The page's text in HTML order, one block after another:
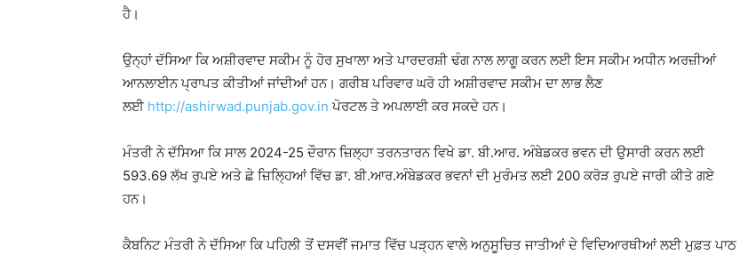
ਹੈ।
ਉਨ੍ਹਾਂ ਦੱਸਿਆ ਕਿ ਅਸ਼ੀਰਵਾਦ ਸਕੀਮ ਨੂੰ ਹੋਰ ਸੁਖਾਲਾ ਅਤੇ ਪਾਰਦਰਸ਼ੀ ਢੰਗ ਨਾਲ ਲਾਗੂ ਕਰਨ ਲਈ ਇਸ ਸਕੀਮ ਅਧੀਨ ਅਰਜ਼ੀਆਂ
ਆਨਲਾਈਨ ਪ੍ਰਾਪਤ ਕੀਤੀਆਂ ਜਾਂਦੀਆਂ ਹਨ। ਗਰੀਬ ਪਰਿਵਾਰ ਘਰੋ ਹੀ ਅਸ਼ੀਰਵਾਦ ਸਕੀਮ ਦਾ ਲਾਭ ਲੈਣ
ਲਈ http://ashirwad.punjab.gov.in ਪੋਰਟਲ ਤੇ ਅਪਲਾਈ ਕਰ ਸਕਦੇ ਹਨ।
ਮੰਤਰੀ ਨੇ ਦੱਸਿਆ ਕਿ ਸਾਲ 2024-25 ਦੌਰਾਨ ਜ਼ਿਲ੍ਹਾ ਤਰਨਤਾਰਨ ਵਿਖੇ ਡਾ. ਬੀ.ਆਰ. ਅੰਬੇਡਕਰ ਭਵਨ ਦੀ ਉਸਾਰੀ ਕਰਨ ਲਈ
593.69 ਲੱਖ ਰੁਪਏ ਅਤੇ ਛੇ ਜ਼ਿਲ੍ਹਿਆਂ ਵਿੱਚ ਡਾ. ਬੀ.ਆਰ.ਅੰਬੇਡਕਰ ਭਵਨਾਂ ਦੀ ਮੁਰੰਮਤ ਲਈ 200 ਕਰੋੜ ਰੁਪਏ ਜਾਰੀ ਕੀਤੇ ਗਏ
ਹਨ।
ਕੈਬਨਿਟ ਮੰਤਰੀ ਨੇ ਦੱਸਿਆ ਕਿ ਪਹਿਲੀ ਤੋਂ ਦਸਵੀਂ ਜਮਾਤ ਵਿੱਚ ਪੜ੍ਹਨ ਵਾਲੇ ਅਨੁਸੂਚਿਤ ਜਾਤੀਆਂ ਦੇ ਵਿਦਿਆਰਥੀਆਂ ਲਈ ਮੁਫ਼ਤ ਪਾਠ